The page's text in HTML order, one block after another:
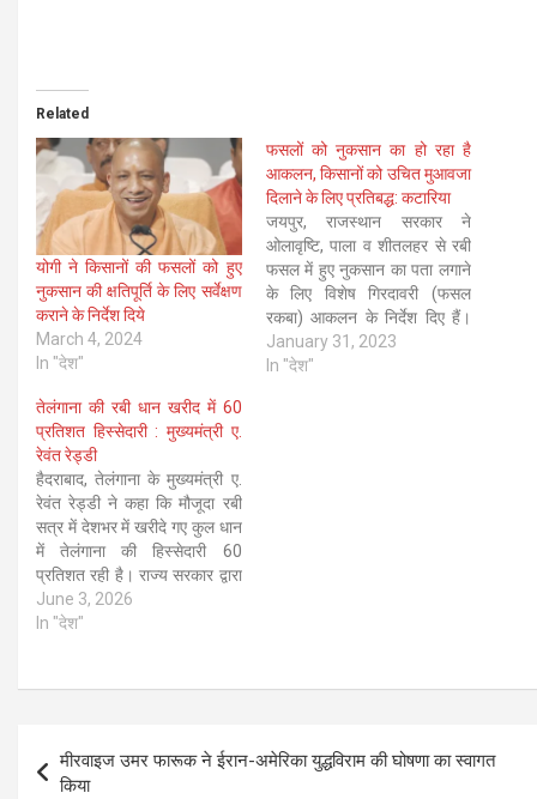
Related
योगी ने किसानों की फसलों को हुए
नुकसान की क्षतिपूर्ति के लिए सर्वेक्षण
कराने के निर्देश दिये
March 4, 2024
In "देश"
फसलों को नुकसान का हो रहा है
आकलन, किसानों को उचित मुआवजा
दिलाने के लिए प्रतिबद्ध: कटारिया
जयपुर, राजस्थान सरकार ने
ओलावृष्टि, पाला व शीतलहर से रबी
फसल में हुए नुकसान का पता लगाने
के लिए विशेष गिरदावरी (फसल
रकबा) आकलन के निर्देश दिए हैं।
राज्य के कृषि मंत्री लालचंद
कटारिया ने सोमवार को राज्य
January 31, 2023
In "देश"
तेलंगाना की रबी धान खरीद में 60
प्रतिशत हिस्सेदारी : मुख्यमंत्री ए.
रेवंत रेड्डी
हैदराबाद, तेलंगाना के मुख्यमंत्री ए.
रेवंत रेड्डी ने कहा कि मौजूदा रबी
सत्र में देशभर में खरीदे गए कुल धान
में तेलंगाना की हिस्सेदारी 60
प्रतिशत रही है। राज्य सरकार द्वारा
आयोजित तेलंगाना स्थापना दिवस
समारोह में राष्ट्रीय ध्वज फहराने के
June 3, 2026
In "देश"
navigation
मीरवाइज उमर फारूक ने ईरान-अमेरिका युद्धविराम की घोषणा का स्वागत
किया